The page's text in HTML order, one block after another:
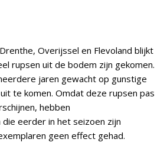
Overijssel en Flevoland blijkt
rupsen uit de bodem zijn gekomen.
jaren gewacht op gunstige
te komen. Omdat deze rupsen pas
hebben
eerder in het seizoen zijn
geen effect gehad.